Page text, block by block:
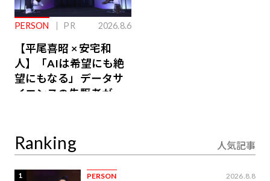
PERSON PR 2026.8.6
【平尾喜昭 × 安宅和
人】「AIは希望にも絶
望にもなる」データサ
イエンスの先駆者が語
Ranking 人気記事
1 PERSON 2026.8.8